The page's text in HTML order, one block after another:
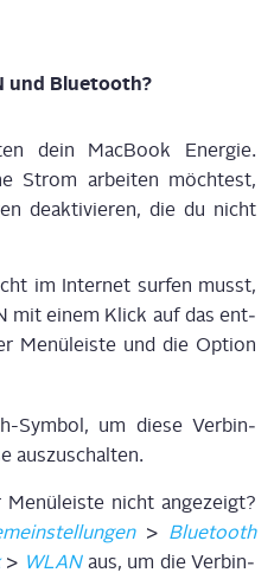
und Bluetooth?
dein Mac­Book Ener­gie.
Strom arbei­ten möch­test,
deak­ti­vie­ren, die du nicht
im Inter­net sur­fen musst,
mit einem Klick auf das ent­
Menü­leis­te und die Opti­on
Sym­bol, um dieseVer­bin­
aus­zu­schal­ten.
nicht ange­zeigt?
> Blue­tooth
> WLANaus, um die Ver­bin­